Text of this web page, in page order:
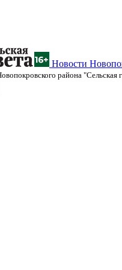
Новости
района "Сельская